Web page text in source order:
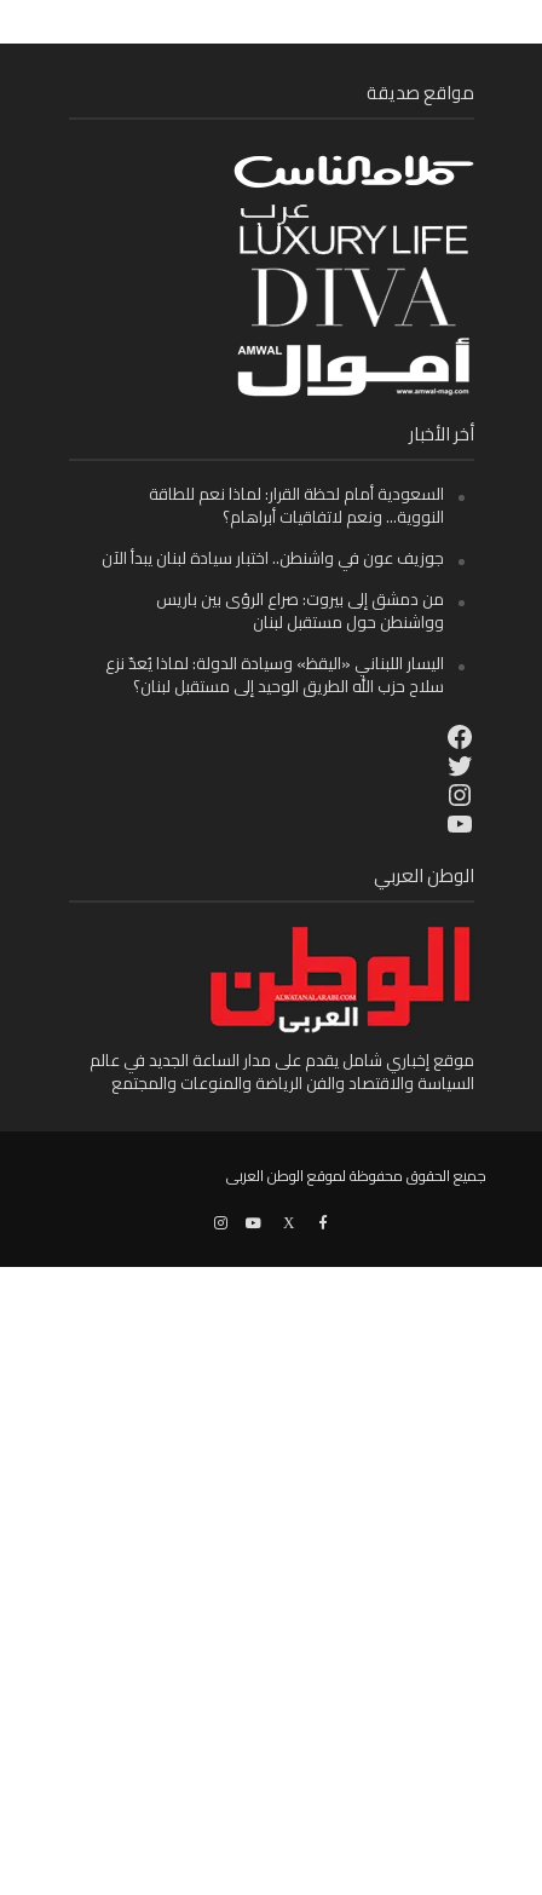
مواقع صديقة
أخر الأخبار
السعودية أمام لحظة القرار: لماذا نعم للطاقة
النووية… ونعم لاتفاقيات أبراهام؟
جوزيف عون في واشنطن.. اختبار سيادة لبنان يبدأ الآن
من دمشق إلى بيروت: صراع الرؤى بين باريس
وواشنطن حول مستقبل لبنان
اليسار اللبناني «اليقظ» وسيادة الدولة: لماذا يُعدّ نزع
سلاح حزب الله الطريق الوحيد إلى مستقبل لبنان؟
Facebook
Twitter
Instagram
YouTube
الوطن العربي
موقع إخباري شامل يقدم على مدار الساعة الجديد في عالم
السياسة والاقتصاد والفن الرياضة والمنوعات والمجتمع
جميع الحقوق محفوظة لموقع الوطن العربى